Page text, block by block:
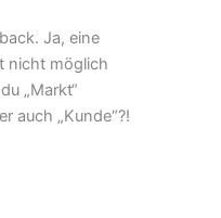
Ja, eine
nicht möglich
„Markt“
auch „Kunde“?!